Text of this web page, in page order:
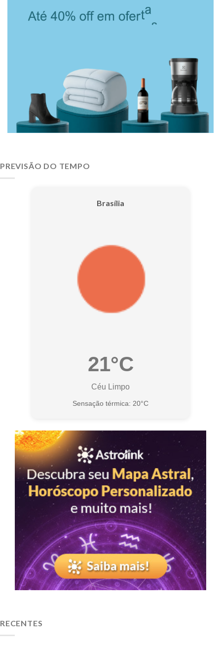
PREVISÃO DO TEMPO
Brasília
21°C
Céu Limpo
Sensação térmica: 20°C
RECENTES